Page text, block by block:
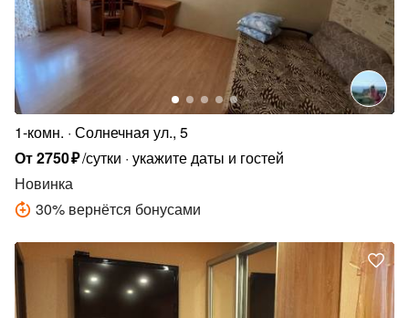
1-комн. Солнечная ул., 5
От2750₽/сутки укажите даты и гостей
Новинка
30% вернётся бонусами